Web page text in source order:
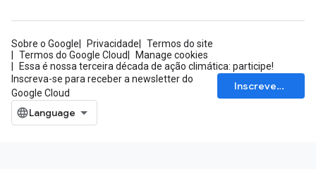
Sobre o Google Privacidade
Termos do site
Termos do Google Cloud
Manage cookies
Essa é nossa terceira década de ação climática: participe!
Inscreva-se para receber a newsletter do
Google Cloud
Inscrever-se